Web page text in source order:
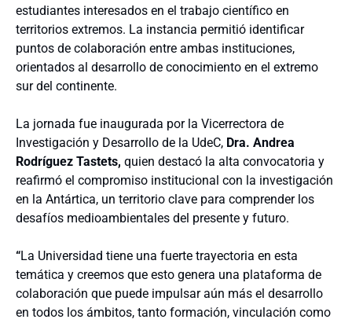
estudiantes interesados en el trabajo científico en
territorios extremos. La instancia permitió identificar
puntos de colaboración entre ambas instituciones,
orientados al desarrollo de conocimiento en el extremo
sur del continente.
La jornada fue inaugurada por la Vicerrectora de
Investigación y Desarrollo de la UdeC, Dra. Andrea
Rodríguez Tastets, quien destacó la alta convocatoria y
reafirmó el compromiso institucional con la investigación
en la Antártica, un territorio clave para comprender los
desafíos medioambientales del presente y futuro.
“La Universidad tiene una fuerte trayectoria en esta
temática y creemos que esto genera una plataforma de
colaboración que puede impulsar aún más el desarrollo
en todos los ámbitos, tanto formación, vinculación como